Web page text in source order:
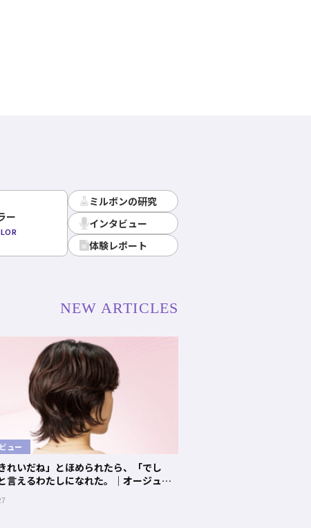
ー
ミルボンの研究
インタビュー
体験レポート
NEW ARTICLES
ュー
れいだね」とほめられたら、「でし
言えるわたしになれた。｜オージュア